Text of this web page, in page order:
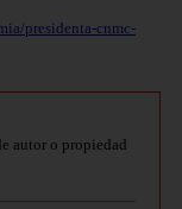
presidenta-cnmc-
autor o propiedad